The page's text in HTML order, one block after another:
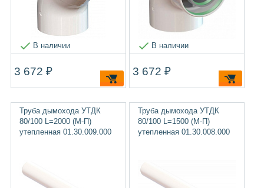
В наличии
3 672 ₽
В наличии
3 672 ₽
Труба дымохода УТДК
80/100 L=2000 (М-П)
утепленная 01.30.009.000
Труба дымохода УТДК
80/100 L=1500 (М-П)
утепленная 01.30.008.000